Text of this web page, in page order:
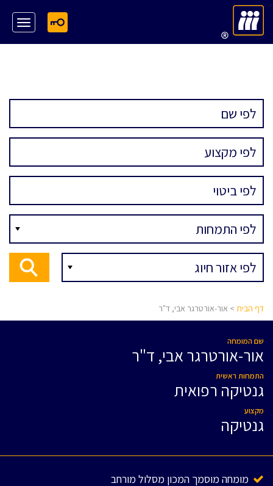
דף הבית > אור-אורטרגר אבי, ד"ר
שם המומחה
אור-אורטרגר אבי, ד"ר
התמחות ראשית
גנטיקה רפואית
מקצוע
גנטיקה
מומחה מוסמך המכון מסלול מורחב